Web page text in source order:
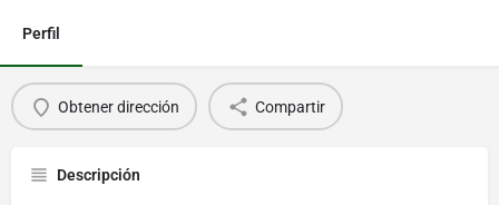
Perfil
Obtener dirección Compartir
Descripción